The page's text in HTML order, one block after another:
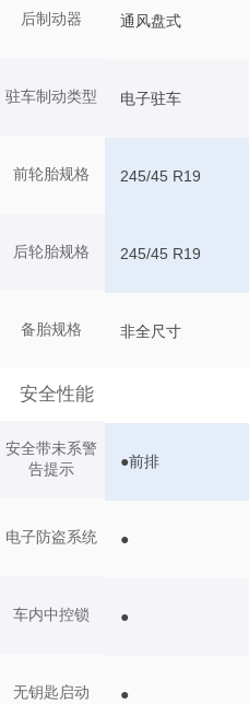
后制动器
驻车制动类型
前轮胎规格
后轮胎规格
备胎规格
安全性能
安全带未系警
告提示
电子防盗系统
车内中控锁
无钥匙启动
通风盘式
电子驻车
245/45 R19
245/45 R19
非全尺寸
●前排
●
●
●